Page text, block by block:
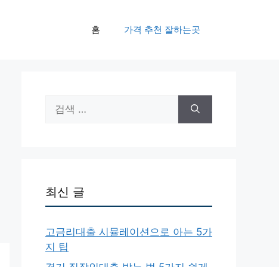
홈 가격 추천 잘하는곳
색:
최신 글
고금리대출 시뮬레이션으로 아는 5가
지 팁